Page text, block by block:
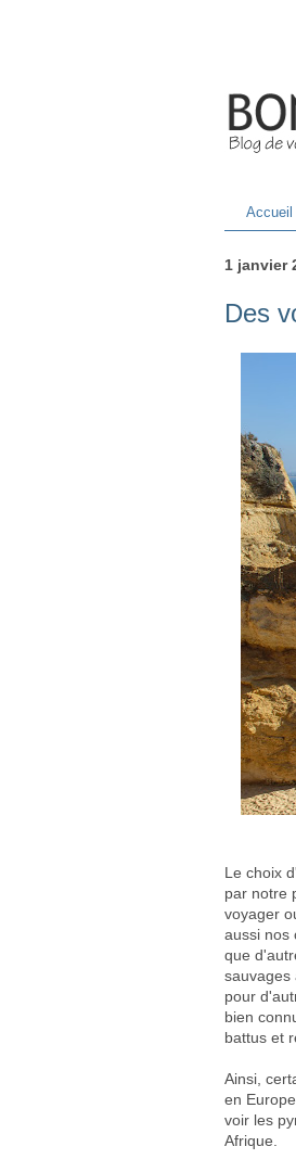
Accueil
1 janvier
Des
Le choix
par notre
voyager
aussi nos
que
sauvages
pour
bien
battus et
Ainsi,
en
voir les
Afrique.